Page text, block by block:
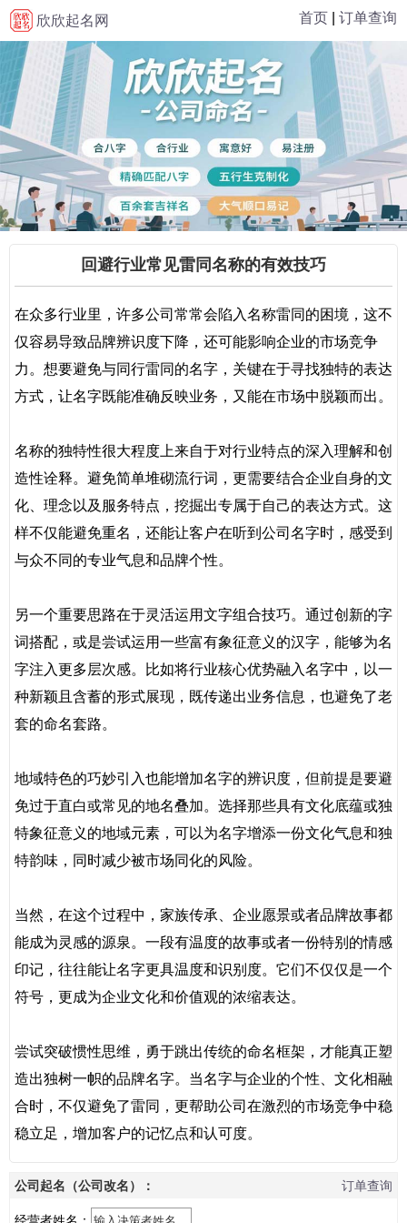
欣欣起名网 首页| 订单查询
回避行业常见雷同名称的有效技巧
在众多行业里，许多公司常常会陷入名称雷同的困境，这不
仅容易导致品牌辨识度下降，还可能影响企业的市场竞争
力。想要避免与同行雷同的名字，关键在于寻找独特的表达
方式，让名字既能准确反映业务，又能在市场中脱颖而出。
名称的独特性很大程度上来自于对行业特点的深入理解和创
造性诠释。避免简单堆砌流行词，更需要结合企业自身的文
化、理念以及服务特点，挖掘出专属于自己的表达方式。这
样不仅能避免重名，还能让客户在听到公司名字时，感受到
与众不同的专业气息和品牌个性。
另一个重要思路在于灵活运用文字组合技巧。通过创新的字
词搭配，或是尝试运用一些富有象征意义的汉字，能够为名
字注入更多层次感。比如将行业核心优势融入名字中，以一
种新颖且含蓄的形式展现，既传递出业务信息，也避免了老
套的命名套路。
地域特色的巧妙引入也能增加名字的辨识度，但前提是要避
免过于直白或常见的地名叠加。选择那些具有文化底蕴或独
特象征意义的地域元素，可以为名字增添一份文化气息和独
特韵味，同时减少被市场同化的风险。
当然，在这个过程中，家族传承、企业愿景或者品牌故事都
能成为灵感的源泉。一段有温度的故事或者一份特别的情感
印记，往往能让名字更具温度和识别度。它们不仅仅是一个
符号，更成为企业文化和价值观的浓缩表达。
尝试突破惯性思维，勇于跳出传统的命名框架，才能真正塑
造出独树一帜的品牌名字。当名字与企业的个性、文化相融
合时，不仅避免了雷同，更帮助公司在激烈的市场竞争中稳
稳立足，增加客户的记忆点和认可度。
公司起名（公司改名）： 订单查询
经营者姓名：